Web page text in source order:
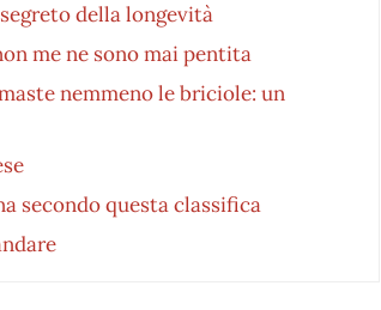
della longevità
me ne sono mai pentita
nemmeno le briciole: un
secondo questa classifica